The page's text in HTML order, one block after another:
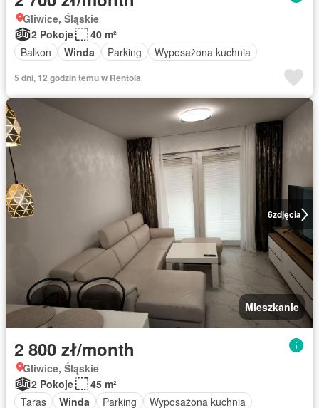
Gliwice, Śląskie
2 Pokoje
40 m²
Balkon
Winda Parking Wyposażona kuchnia
5 dni, 12 godzin temu w Rentola
6zdjęcia
Mieszkanie
2 800 zł/month
Gliwice, Śląskie
2 Pokoje
45 m²
Taras
Winda Parking Wyposażona kuchnia